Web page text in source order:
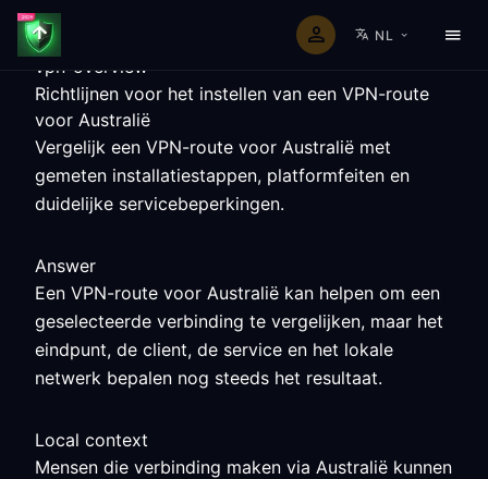
NL
vpn-overview
Richtlijnen voor het instellen van een VPN-route
voor Australië
Vergelijk een VPN-route voor Australië met
gemeten installatiestappen, platformfeiten en
duidelijke servicebeperkingen.
Answer
Een VPN-route voor Australië kan helpen om een
geselecteerde verbinding te vergelijken, maar het
eindpunt, de client, de service en het lokale
netwerk bepalen nog steeds het resultaat.
Local context
Mensen die verbinding maken via Australië kunnen